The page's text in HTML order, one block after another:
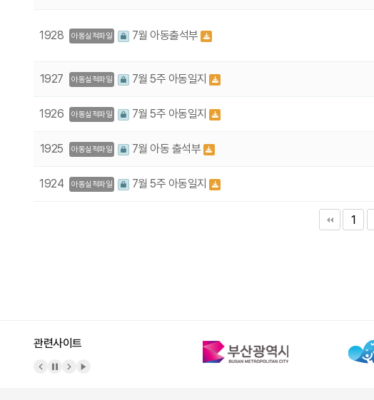
1928 아동실적파일 7월 아동출석부
1927 아동실적파일 7월 5주 아동일지
1926 아동실적파일 7월 5주 아동일지
1925 아동실적파일 7월 아동 출석부
1924 아동실적파일 7월 5주 아동일지
1
관련사이트